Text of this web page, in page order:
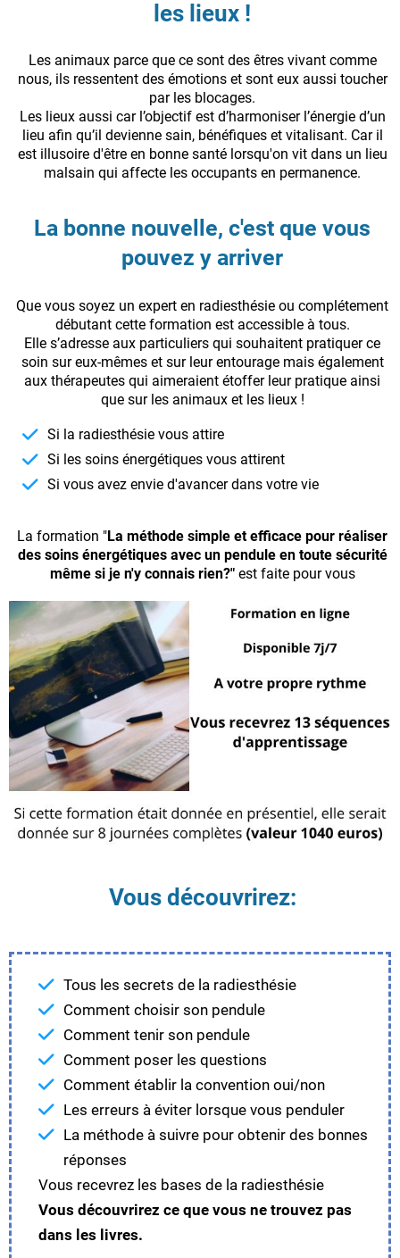
les lieux !
Les animaux parce que ce sont des êtres vivant comme
nous, ils ressentent des émotions et sont eux aussi toucher
par les blocages.
Les lieux aussi car l’objectif est d’harmoniser l’énergie d’un
lieu afin qu’il devienne sain, bénéfiques et vitalisant. Car il
est illusoire d'être en bonne santé lorsqu'on vit dans un lieu
malsain qui affecte les occupants en permanence.
La bonne nouvelle, c'est que vous
pouvez y arriver
Que vous soyez un expert en radiesthésie ou complétement
débutant cette formation est accessible à tous.
Elle s’adresse aux particuliers qui souhaitent pratiquer ce
soin sur eux-mêmes et sur leur entourage mais également
aux thérapeutes qui aimeraient étoffer leur pratique ainsi
que sur les animaux et les lieux !
Si la radiesthésie vous attire
Si les soins énergétiques vous attirent
Si vous avez envie d'avancer dans votre vie
La formation "La méthode simple et efficace pour réaliser
des soins énergétiques avec un pendule en toute sécurité
même si je n'y connais rien?" est faite pour vous
Vous découvrirez:
Tous les secrets de la radiesthésie
Comment choisir son pendule
Comment tenir son pendule
Comment poser les questions
Comment établir la convention oui/non
Les erreurs à éviter lorsque vous penduler
La méthode à suivre pour obtenir des bonnes
réponses
Vous recevrez les bases de la radiesthésie
Vous découvrirez ce que vous ne trouvez pas
dans les livres.